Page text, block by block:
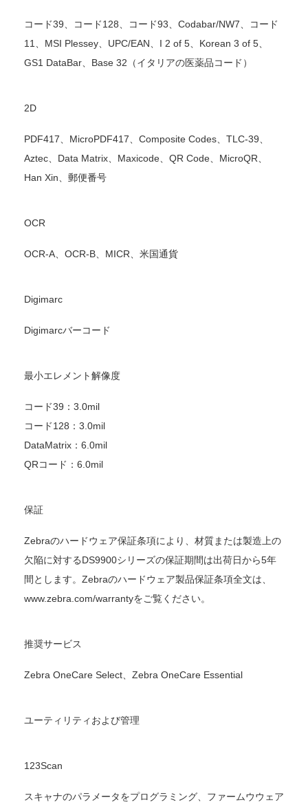
コード39、コード128、コード93、Codabar/NW7、コード
11、MSI Plessey、UPC/EAN、I 2 of 5、Korean 3 of 5、
GS1 DataBar、Base 32（イタリアの医薬品コード）
2D
PDF417、MicroPDF417、Composite Codes、TLC-39、
Aztec、Data Matrix、Maxicode、QR Code、MicroQR、
Han Xin、郵便番号
OCR
OCR-A、OCR-B、MICR、米国通貨
Digimarc
Digimarcバーコード
最小エレメント解像度
コード39：3.0mil
コード128：3.0mil
DataMatrix：6.0mil
QRコード：6.0mil
保証
Zebraのハードウェア保証条項により、材質または製造上の
欠陥に対するDS9900シリーズの保証期間は出荷日から5年
間とします。Zebraのハードウェア製品保証条項全文は、
www.zebra.com/warrantyをご覧ください。
推奨サービス
Zebra OneCare Select、Zebra OneCare Essential
ユーティリティおよび管理
123Scan
スキャナのパラメータをプログラミング、ファームウウェア